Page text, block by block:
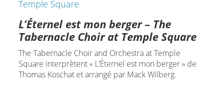
L’Éternel est mon berger – The
Tabernacle Choir at Temple Square
The Tabernacle Choir and Orchestra at Temple
Square interprètent « L’Éternel est mon berger » de
Thomas Koschat et arrangé par Mack Wilberg.